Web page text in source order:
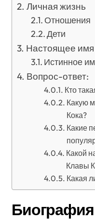
Личная жизнь
Отношения
Дети
Настоящее
Истинное
Вопрос-ответ:
Кто
Какую
Кока?
Какие
Какой
Клавы
Какая
Биография